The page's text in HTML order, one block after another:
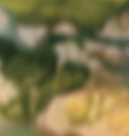
Canada